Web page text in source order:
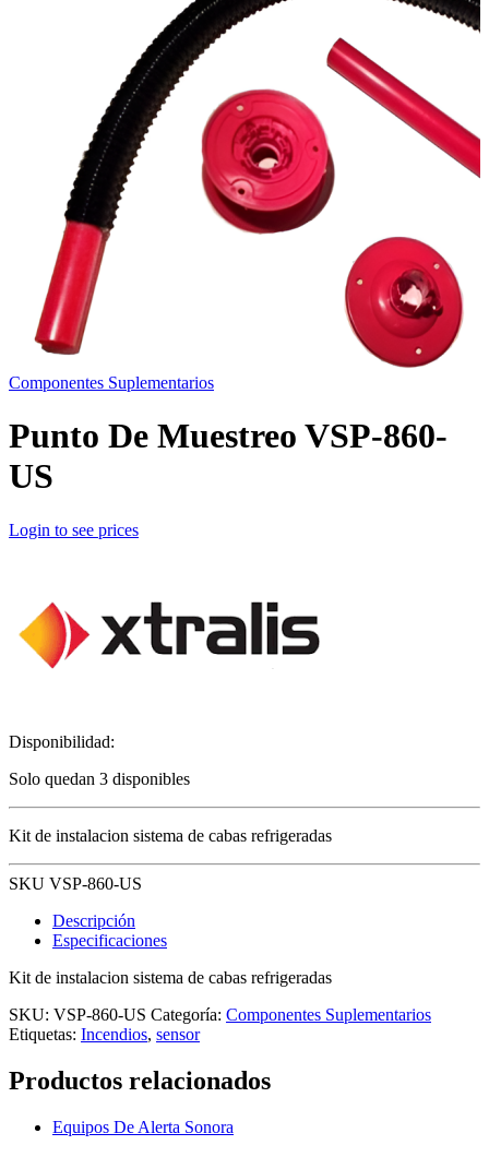
Componentes Suplementarios
Punto De Muestreo VSP-860-
US
Login to see prices
Disponibilidad:
Solo quedan 3 disponibles
Kit de instalacion sistema de cabas refrigeradas
SKU VSP-860-US
Descripción
Especificaciones
Kit de instalacion sistema de cabas refrigeradas
SKU: VSP-860-US Categoría: Componentes Suplementarios
Etiquetas: Incendios, sensor
Productos relacionados
Equipos De Alerta Sonora